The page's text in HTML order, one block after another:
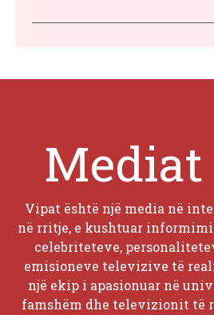
Vipat është një media në
në rritje, e kushtuar
celebriteteve,
emisioneve televizive të
një ekip i apasionuar në
famshëm dhe televizionit të